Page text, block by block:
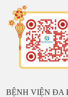
BỆNH VIỆN ĐA